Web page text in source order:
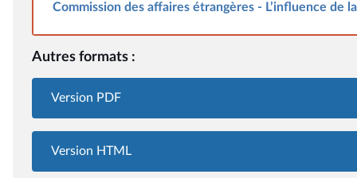
Commission des affaires étrangères - L’influence
Autres formats :
Version PDF
Version HTML